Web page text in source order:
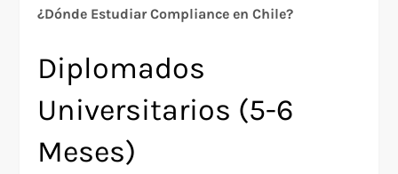
¿Dónde Estudiar Compliance en Chile?
Diplomados
Universitarios (5-6
Meses)